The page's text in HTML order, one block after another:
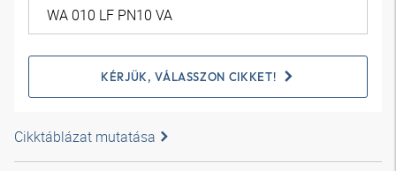
KÉRJÜK, VÁLASSZON CIKKET!
Cikktáblázat mutatása